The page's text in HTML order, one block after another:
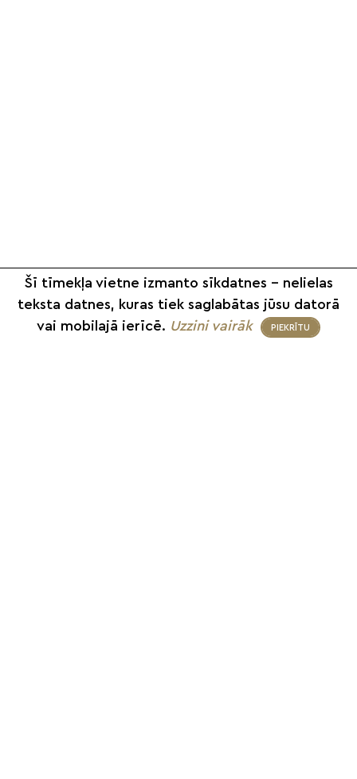
Šī tīmekļa vietne izmanto sīkdatnes – nelielas
teksta datnes, kuras tiek saglabātas jūsu datorā
vai mobilajā ierīcē. Uzzini vairāk PIEKRĪTU